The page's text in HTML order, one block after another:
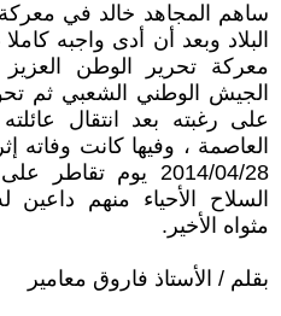
ساهم المجاهد خالد في معركة
البلاد وبعد أن أدى واجبه
معركة تحرير الوطن
الجيش الوطني الشعبي ثم
على رغبته بعد انتقال
العاصمة ، وفيها كانت
2014/04/28 يوم
السلاح الأحياء منهم
مثواه الأخير.
بقلم / الأستاذ فاروق معامير